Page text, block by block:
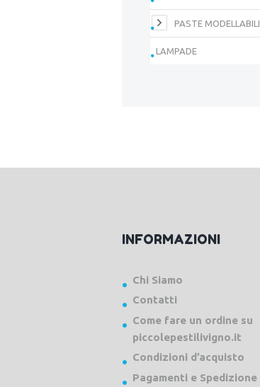
PASTE MODELLABILI
LAMPADE
INFORMAZIONI
Chi Siamo
Contatti
Come fare un ordine su
piccolepestilivigno.it
Condizioni d’acquisto
Pagamenti e Spedizione